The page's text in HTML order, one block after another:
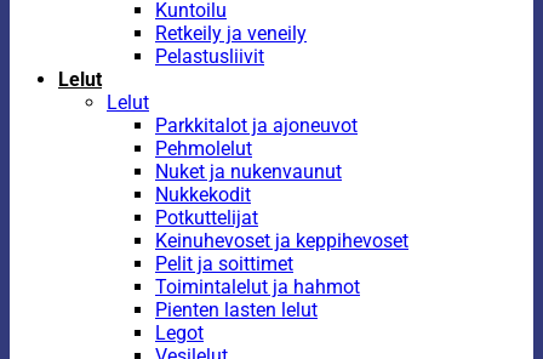
Kuntoilu
Retkeily ja veneily
Pelastusliivit
Lelut
Lelut
Parkkitalot ja ajoneuvot
Pehmolelut
Nuket ja nukenvaunut
Nukkekodit
Potkuttelijat
Keinuhevoset ja keppihevoset
Pelit ja soittimet
Toimintalelut ja hahmot
Pienten lasten lelut
Legot